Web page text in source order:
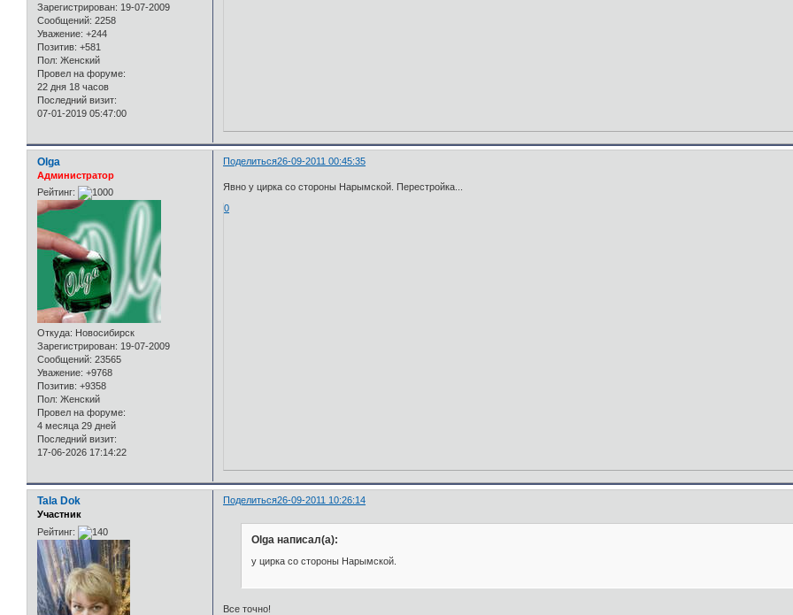
Зарегистрирован: 19-07-2009
Сообщений: 2258
Уважение: +244
Позитив: +581
Пол: Женский
Провел на форуме:
22 дня 18 часов
Последний визит:
07-01-2019 05:47:00
Поделиться26-09-2011 00:45:35
Olga
Администратор
Рейтинг:
Откуда: Новосибирск
Зарегистрирован: 19-07-2009
Сообщений: 23565
Уважение: +9768
Позитив: +9358
Пол: Женский
Провел на форуме:
4 месяца 29 дней
Последний визит:
17-06-2026 17:14:22
Явно у цирка со стороны Нарымской. Перестройка...
0
Поделиться26-09-2011 10:26:14
Tala Dok
Участник
Рейтинг:
Olga написал(а):
у цирка со стороны Нарымской.
Все точно!